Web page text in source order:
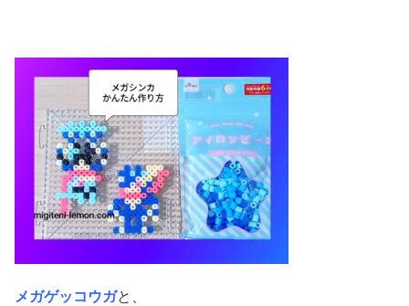
メガゲッコウガと、